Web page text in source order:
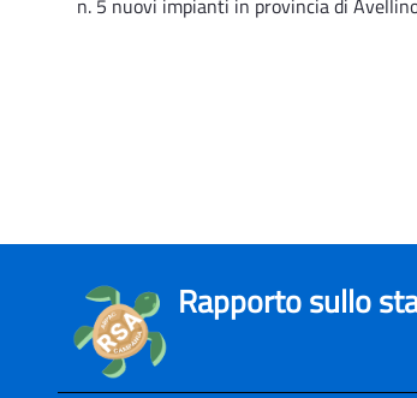
n. 5 nuovi impianti in provincia di
Rapporto sullo